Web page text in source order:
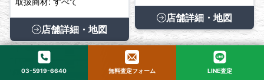
店舗詳細・地図
店舗詳細・地図
03-5919-6640 無料査定フォーム LINE査定